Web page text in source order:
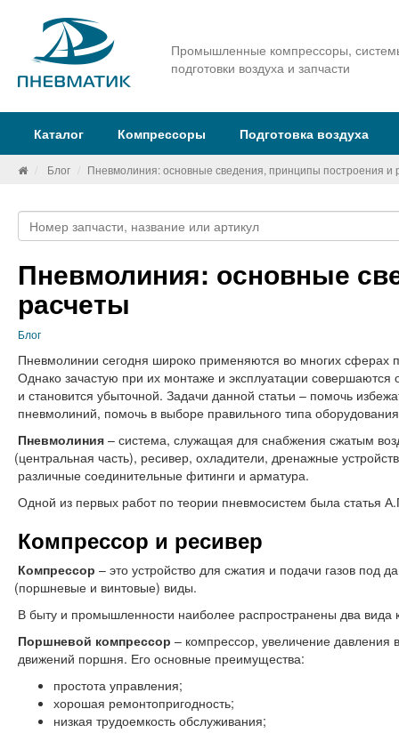
Промышленные компрессоры,
подготовки воздуха и запчасти
Каталог Компрессоры Подготовка воздуха
Блог Пневмолиния: основные сведения, принципы построения и
Пневмолиния: основные
расчеты
Блог
Пневмолинии сегодня широко применяются во многих сферах
Однако зачастую при их монтаже и эксплуатации совершаются
и становится убыточной. Задачи данной статьи – помочь
пневмолиний, помочь в выборе правильного типа
Пневмолиния – система, служащая для снабжения сжатым
(центральная часть), ресивер, охладители, дренажные
различные соединительные фитинги и арматура.
Одной из первых работ по теории пневмосистем была статья
Компрессор и ресивер
Компрессор – это устройство для сжатия и подачи газов под
(поршневыеи винтовые) виды.
В быту и промышленности наиболее распространены два вида
Поршневой компрессор – компрессор, увеличение давления
движений поршня. Его основные преимущества:
простота управления;
хорошая ремонтопригодность;
низкая трудоемкость обслуживания;